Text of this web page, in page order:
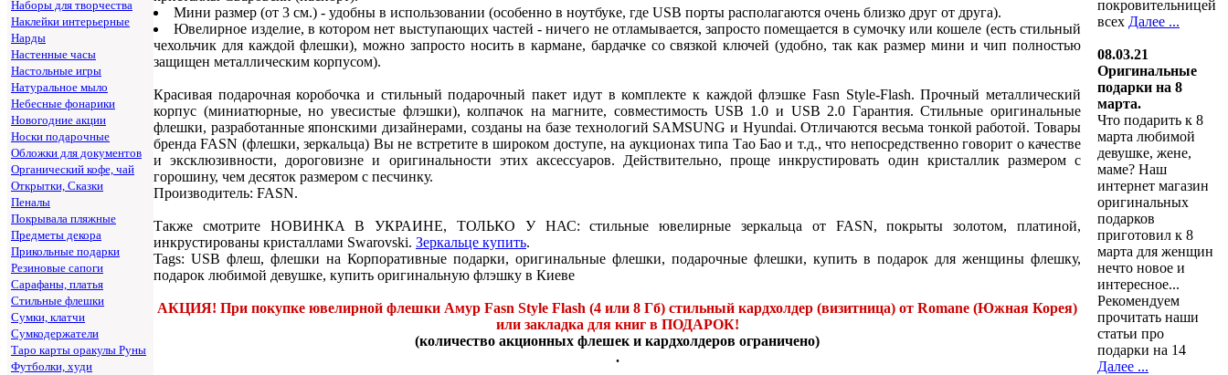
Наборы для творчества
Наклейки интерьерные
Нарды
Настенные часы
Настольные игры
Натуральное мыло
Небесные фонарики
Новогодние акции
Носки подарочные
Обложки для документов
Органический кофе, чай
Открытки, Сказки
Пеналы
Покрывала пляжные
Предметы декора
Прикольные подарки
Резиновые сапоги
Сарафаны, платья
Стильные флешки
Сумки, клатчи
Сумкодержатели
Таро карты оракулы Руны
Футболки, худи
Мини размер (от 3 см.) - удобны в использовании (особенно в ноутбуке, где USB порты располагаются очень близко друг от друга).
Ювелирное изделие, в котором нет выступающих частей - ничего не отламывается, запросто помещается в сумочку или кошеле (есть стильный
чехольчик для каждой флешки), можно запросто носить в кармане, бардачке со связкой ключей (удобно, так как размер мини и чип полностью
защищен металлическим корпусом).
Красивая подарочная коробочка и стильный подарочный пакет идут в комплекте к каждой флэшке Fasn Style-Flash. Прочный металлический
корпус (миниатюрные, но увесистые флэшки), колпачок на магните, совместимость USB 1.0 и USB 2.0 Гарантия. Стильные оригинальные
флешки, разработанные японскими дизайнерами, созданы на базе технологий SAMSUNG и Hyundai. Отличаются весьма тонкой работой. Товары
бренда FASN (флешки, зеркальца) Вы не встретите в широком доступе, на аукционах типа Тао Бао и т.д., что непосредственно говорит о качестве
и эксклюзивности, дороговизне и оригинальности этих аксессуаров. Действительно, проще инкрустировать один кристаллик размером с
горошину, чем десяток размером с песчинку.
Производитель: FASN.
Также смотрите НОВИНКА В УКРАИНЕ, ТОЛЬКО У НАС: стильные ювелирные зеркальца от FASN, покрыты золотом, платиной,
инкрустированы кристаллами Swarovski. Зеркальце купить.
Tags: USB флеш, флешки на Корпоративные подарки, оригинальные флешки, подарочные флешки, купить в подарок для женщины флешку,
подарок любимой девушке, купить оригинальную флэшку в Киеве
АКЦИЯ! При покупке ювелирной флешки Амур Fasn Style Flash (4 или 8 Гб) стильный кардхолдер (визитница) от Romane (Южная Корея)
или закладка для книг в ПОДАРОК!
(количество акционных флешек и кардхолдеров ограничено)
.
покровительницей
всех Далее ...
08.03.21
Оригинальные
подарки на 8
марта.
Что подарить к 8
марта любимой
девушке, жене,
маме? Наш
интернет магазин
оригинальных
подарков
приготовил к 8
марта для женщин
нечто новое и
интересное...
Рекомендуем
прочитать наши
статьи про
подарки на 14
Далее ...